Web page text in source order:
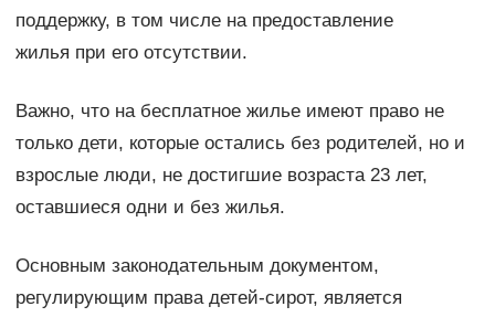
поддержку, в том числе на предоставление
жилья при его отсутствии.
Важно, что на бесплатное жилье имеют право не
только дети, которые остались без родителей, но и
взрослые люди, не достигшие возраста 23 лет,
оставшиеся одни и без жилья.
Основным законодательным документом,
регулирующим права детей-сирот, является